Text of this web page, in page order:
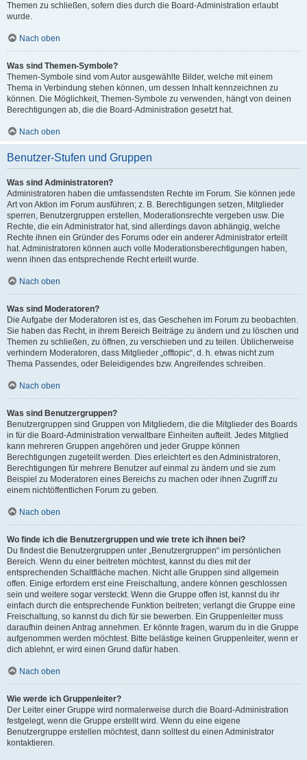
Themen zu schließen, sofern dies durch die Board-Administration erlaubt
wurde.
Nach oben
Was sind Themen-Symbole?
Themen-Symbole sind vom Autor ausgewählte Bilder, welche mit einem
Thema in Verbindung stehen können, um dessen Inhalt kennzeichnen zu
können. Die Möglichkeit, Themen-Symbole zu verwenden, hängt von deinen
Berechtigungen ab, die die Board-Administration gesetzt hat.
Nach oben
Benutzer-Stufen und Gruppen
Was sind Administratoren?
Administratoren haben die umfassendsten Rechte im Forum. Sie können jede
Art von Aktion im Forum ausführen; z. B. Berechtigungen setzen, Mitglieder
sperren, Benutzergruppen erstellen, Moderationsrechte vergeben usw. Die
Rechte, die ein Administrator hat, sind allerdings davon abhängig, welche
Rechte ihnen ein Gründer des Forums oder ein anderer Administrator erteilt
hat. Administratoren können auch volle Moderationsberechtigungen haben,
wenn ihnen das entsprechende Recht erteilt wurde.
Nach oben
Was sind Moderatoren?
Die Aufgabe der Moderatoren ist es, das Geschehen im Forum zu beobachten.
Sie haben das Recht, in ihrem Bereich Beiträge zu ändern und zu löschen und
Themen zu schließen, zu öffnen, zu verschieben und zu teilen. Üblicherweise
verhindern Moderatoren, dass Mitglieder „offtopic“, d. h. etwas nicht zum
Thema Passendes, oder Beleidigendes bzw. Angreifendes schreiben.
Nach oben
Was sind Benutzergruppen?
Benutzergruppen sind Gruppen von Mitgliedern, die die Mitglieder des Boards
in für die Board-Administration verwaltbare Einheiten aufteilt. Jedes Mitglied
kann mehreren Gruppen angehören und jeder Gruppe können
Berechtigungen zugeteilt werden. Dies erleichtert es den Administratoren,
Berechtigungen für mehrere Benutzer auf einmal zu ändern und sie zum
Beispiel zu Moderatoren eines Bereichs zu machen oder ihnen Zugriff zu
einem nichtöffentlichen Forum zu geben.
Nach oben
Wo finde ich die Benutzergruppen und wie trete ich ihnen bei?
Du findest die Benutzergruppen unter „Benutzergruppen“ im persönlichen
Bereich. Wenn du einer beitreten möchtest, kannst du dies mit der
entsprechenden Schaltfläche machen. Nicht alle Gruppen sind allgemein
offen. Einige erfordern erst eine Freischaltung, andere können geschlossen
sein und weitere sogar versteckt. Wenn die Gruppe offen ist, kannst du ihr
einfach durch die entsprechende Funktion beitreten; verlangt die Gruppe eine
Freischaltung, so kannst du dich für sie bewerben. Ein Gruppenleiter muss
daraufhin deinen Antrag annehmen. Er könnte fragen, warum du in die Gruppe
aufgenommen werden möchtest. Bitte belästige keinen Gruppenleiter, wenn er
dich ablehnt, er wird einen Grund dafür haben.
Nach oben
Wie werde ich Gruppenleiter?
Der Leiter einer Gruppe wird normalerweise durch die Board-Administration
festgelegt, wenn die Gruppe erstellt wird. Wenn du eine eigene
Benutzergruppe erstellen möchtest, dann solltest du einen Administrator
kontaktieren.